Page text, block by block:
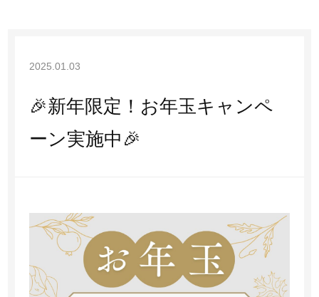
2025.01.03
🎉新年限定！お年玉キャンペ
ーン実施中🎉
その他
アクセス
親権者同意書
プライバシーポリシー